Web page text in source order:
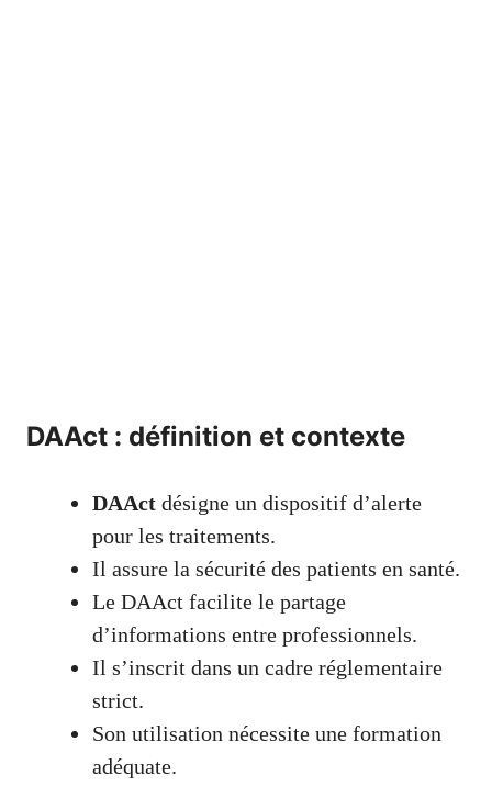
DAAct : définition et contexte
DAAct désigne un dispositif d’alerte
pour les traitements.
Il assure la sécurité des patients en santé.
Le DAAct facilite le partage
d’informations entre professionnels.
Il s’inscrit dans un cadre réglementaire
strict.
Son utilisation nécessite une formation
adéquate.